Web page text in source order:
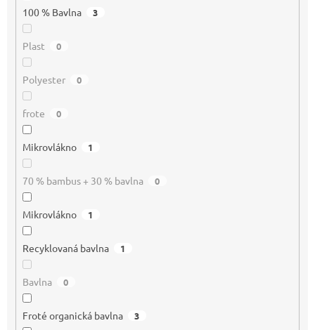
100 % Bavlna 3
Plast 0
Polyester 0
frote 0
Mikrovlákno 1
70 % bambus + 30 % bavlna 0
Mikrovlákno 1
Recyklovaná bavlna 1
Bavlna 0
Froté organická bavlna 3